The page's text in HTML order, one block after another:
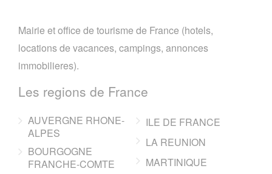
Mairie et office de tourisme de France (hotels,
locations de vacances, campings, annonces
immobilieres).
Les regions de France
AUVERGNE RHONE-
ALPES
BOURGOGNE
FRANCHE-COMTE
ILE DE FRANCE
LA REUNION
MARTINIQUE